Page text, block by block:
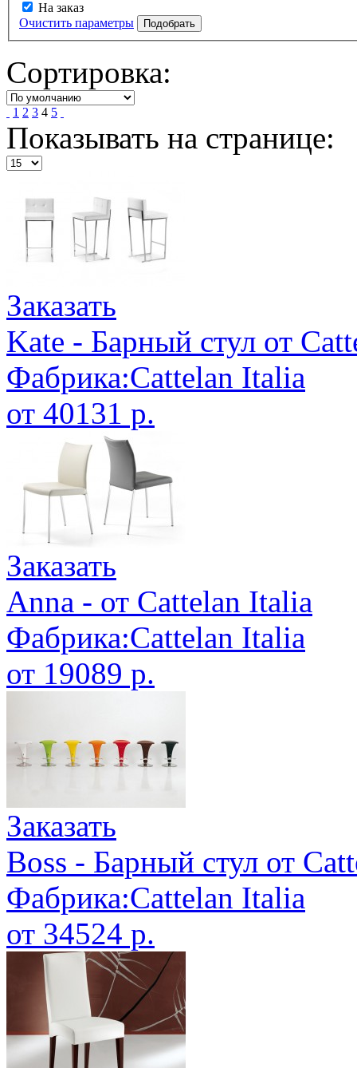
На заказ
Очистить параметры
Сортировка:
1 2 3 4 5
Показывать на странице:
Заказать
Kate - Барный стул от
Фабрика:Cattelan Italia
от 40131 р.
Заказать
Anna - от Cattelan Italia
Фабрика:Cattelan Italia
от 19089 р.
Заказать
Boss - Барный стул от
Фабрика:Cattelan Italia
от 34524 р.